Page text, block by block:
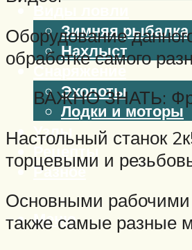
Виды ловли
Зимняя рыбалка
Нахлыст
Снаряжение
Эхолоты
Лодки и моторы
Узлы
Рецепты
Разное
Меню
Оборудование
обработке самого
ВАЖНО ЗНАТЬ:
Настольный станок
торцевыми и
Основными рабочими
также самые разные